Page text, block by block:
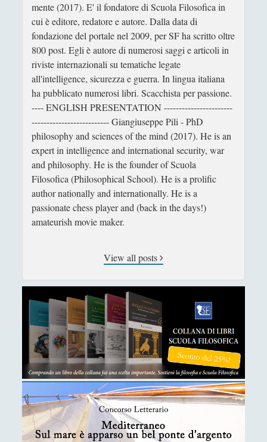
mente (2017). E' il fondatore di Scuola Filosofica in
cui è editore, redatore e autore. Dalla data di
fondazione del portale nel 2009, per SF ha scritto oltre
800 post. Egli è autore di numerosi saggi e articoli in
riviste internazionali su tematiche legate
all'intelligence, sicurezza e guerra. In lingua italiana
ha pubblicato numerosi libri. Scacchista per passione.
---- ENGLISH PRESENTATION -----------------------
-------------------------- Giangiuseppe Pili - PhD
philosophy and sciences of the mind (2017). He is an
expert in intelligence and international security, war
and philosophy. He is the founder of Scuola
Filosofica (Philosophical School). He is a prolific
author nationally and internationally. He is a
passionate chess player and (back in the days!)
amateurish movie maker.
View all posts